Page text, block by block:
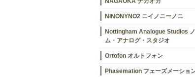
NINONYNO2 ニイノニーノニ
Nottingham Analogue Studios
ム・アナログ・スタジオ
Ortofon オルトフォン
Phasemation フェーズメーショ